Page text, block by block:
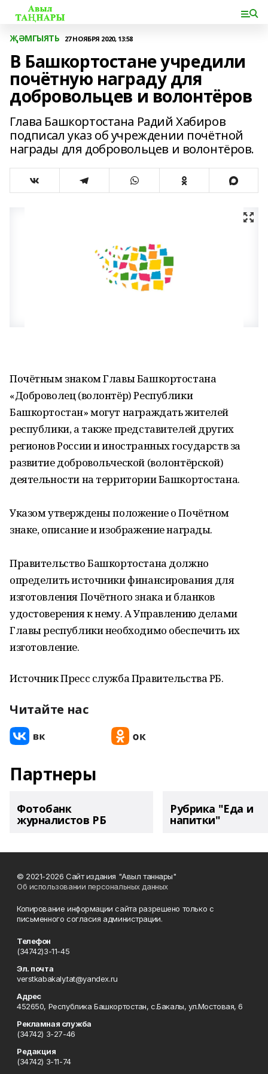
ҖӘМГЫЯТЬ 27 НОЯБРЯ 2020, 13:58
В Башкортостане учредили
почётную награду для
добровольцев и волонтёров
Глава Башкортостана Радий Хабиров
подписал указ об учреждении почётной
награды для добровольцев и волонтёров.
Почётным знаком Главы Башкортостана
«Доброволец (волонтёр) Республики
Башкортостан» могут награждать жителей
республики, а также представителей других
регионов России и иностранных государств за
развитие добровольческой (волонтёрской)
деятельности на территории Башкортостана.
Указом утверждены положение о Почётном
знаке, описание и изображение награды.
Правительство Башкортостана должно
определить источники финансирования для
изготовления Почётного знака и бланков
удостоверения к нему. А Управлению делами
Главы республики необходимо обеспечить их
изготовление.
Источник Пресс служба Правительства РБ.
Читайте нас
Партнеры
Фотобанк
журналистов РБ
Рубрика "Еда и
напитки"
© 2021-2026 Сайт издания "Авыл таннары"
Об использовании персональных данных
Копирование информации сайта разрешено только с
письменного согласия администрации.
Телефон
(34742)3-11-45
Эл. почта
verstkabakaly.tat@yandex.ru
Адрес
452650, Республика Башкортостан, с.Бакалы, ул.Мостовая, 6
Рекламная служба
(34742) 3-27-46
Редакция
(34742) 3-11-74